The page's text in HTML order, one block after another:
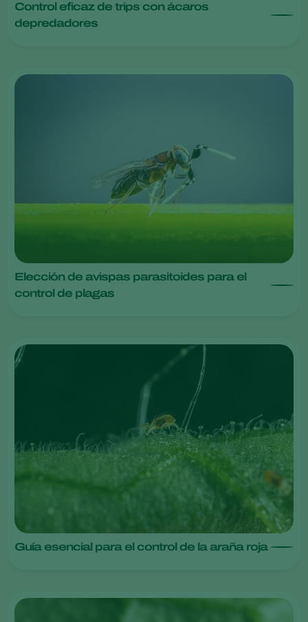
Control eficaz de trips con ácaros
depredadores
Elección de avispas parasitoides para el
control de plagas
Guía esencial para el control de la araña roja